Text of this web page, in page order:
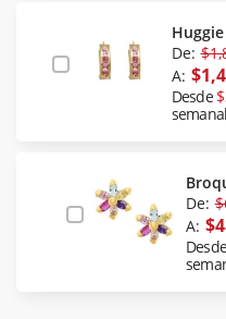
Huggie
De:
A:
Desde
De:
A: